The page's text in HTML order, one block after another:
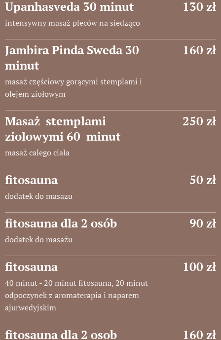
Upanhasveda 30 minut
intensywny masaż pleców na siedząco
130 zł
Jambira Pinda Sweda 30
minut
masaż częściowy gorącymi stemplami i
olejem ziołowym
160 zł
Masaż stemplami
ziolowymi 60 minut
masaż calego ciala
250 zł
fitosauna
dodatek do masazu
50 zł
fitosauna dla 2 osób
dodatek do masażu
90 zł
fitosauna
40 minut - 20 minut fitosauna, 20 minut
odpoczynek z aromaterapia i naparem
ajurwedyjskim
100 zł
fitosauna dla 2 osob 160 zł